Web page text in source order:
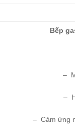
Bếp
–
–
– Cảm ứng